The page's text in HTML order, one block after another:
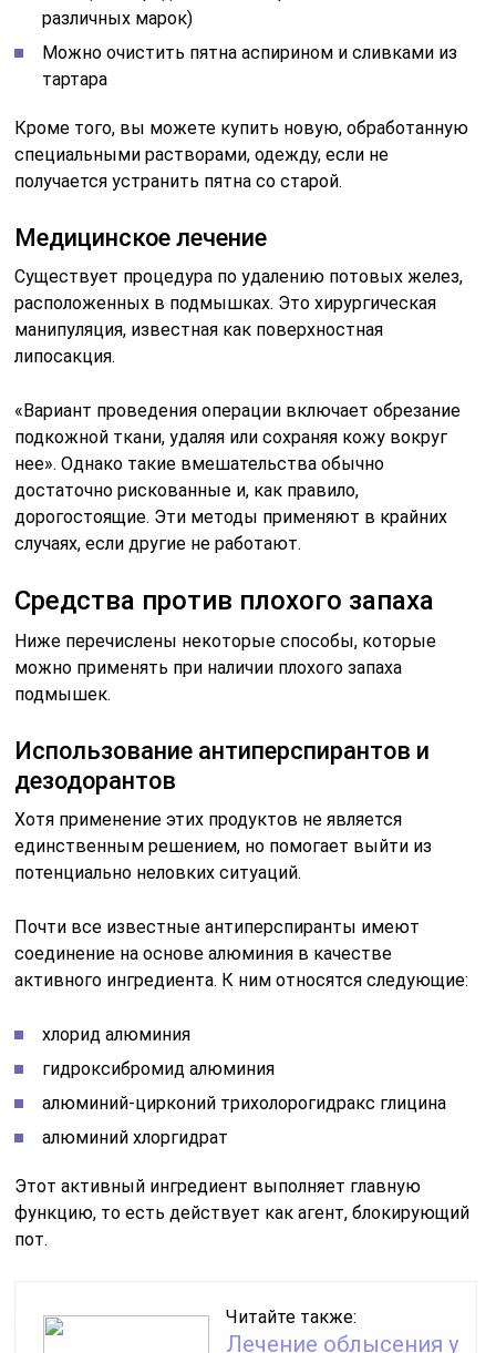
различных марок)
Можно очистить пятна аспирином и сливками из
тартара
Кроме того, вы можете купить новую, обработанную
специальными растворами, одежду, если не
получается устранить пятна со старой.
Медицинское лечение
Существует процедура по удалению потовых желез,
расположенных в подмышках. Это хирургическая
манипуляция, известная как поверхностная
липосакция.
«Вариант проведения операции включает обрезание
подкожной ткани, удаляя или сохраняя кожу вокруг
нее». Однако такие вмешательства обычно
достаточно рискованные и, как правило,
дорогостоящие. Эти методы применяют в крайних
случаях, если другие не работают.
Средства против плохого запаха
Ниже перечислены некоторые способы, которые
можно применять при наличии плохого запаха
подмышек.
Использование антиперспирантов и
дезодорантов
Хотя применение этих продуктов не является
единственным решением, но помогает выйти из
потенциально неловких ситуаций.
Почти все известные антиперспиранты имеют
соединение на основе алюминия в качестве
активного ингредиента. К ним относятся следующие:
хлорид алюминия
гидроксибромид алюминия
алюминий-цирконий трихолорогидракс глицина
алюминий хлоргидрат
Этот активный ингредиент выполняет главную
функцию, то есть действует как агент, блокирующий
пот.
Читайте также:
Лечение облысения у